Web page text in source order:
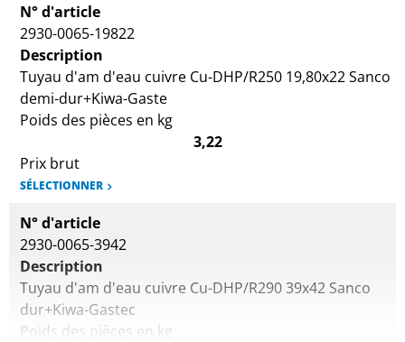
N° d'article
2930-0065-19822
Description
Tuyau d'am d'eau cuivre Cu-DHP/R250 19,80x22 Sanco
demi-dur+Kiwa-Gaste
Poids des pièces en kg
3,22
Prix brut
SÉLECTIONNER
N° d'article
2930-0065-3942
Description
Tuyau d'am d'eau cuivre Cu-DHP/R290 39x42 Sanco
dur+Kiwa-Gastec
Poids des pièces en kg